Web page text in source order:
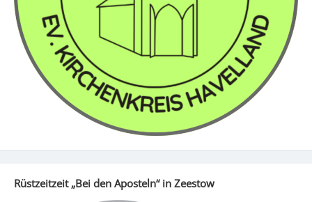
Rüstzeitzeit „Bei den Aposteln“ in Zeestow